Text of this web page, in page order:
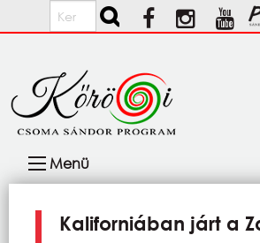
Ugrás a tartalomra
Keresés
navigáció
Menü
Kaliforniában járt a